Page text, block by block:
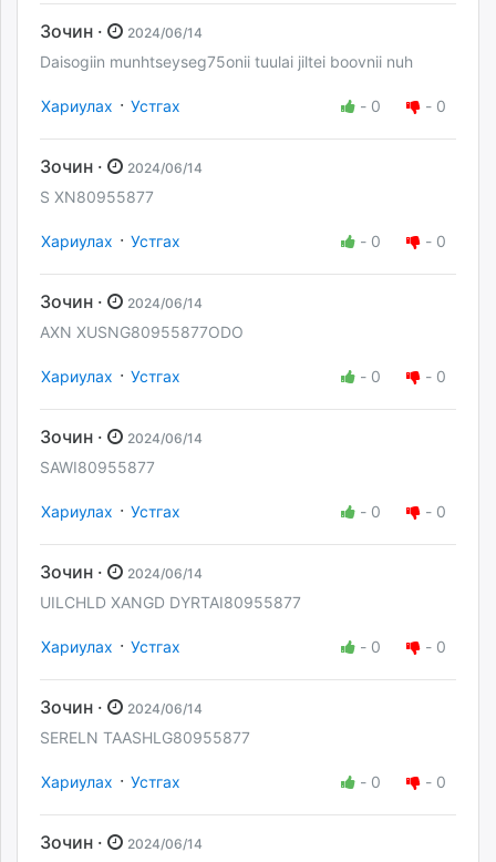
Зочин · 2024/06/14
Daisogiin munhtseyseg75onii tuulai jiltei boovnii nuh
Хариулах · Устгах - 0 - 0
Зочин · 2024/06/14
S XN80955877
Хариулах · Устгах - 0 - 0
Зочин · 2024/06/14
AXN XUSNG80955877ODO
Хариулах · Устгах - 0 - 0
Зочин · 2024/06/14
SAWI80955877
Хариулах · Устгах - 0 - 0
Зочин · 2024/06/14
UILCHLD XANGD DYRTAI80955877
Хариулах · Устгах - 0 - 0
Зочин · 2024/06/14
SERELN TAASHLG80955877
Хариулах · Устгах - 0 - 0
Зочин · 2024/06/14